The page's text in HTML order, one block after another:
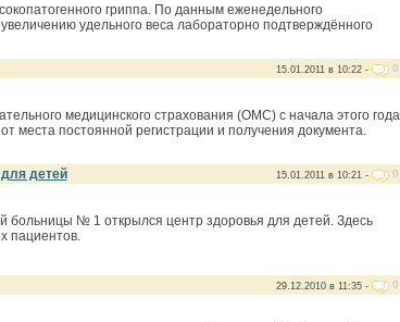
гриппа. По данным еженедельного
удельного веса лабораторно подтверждённого
15.01.2011 в 10:22 - 0
медицинского страхования (ОМС) с начала этого года
места постоянной регистрации и получения документа.
детей 15.01.2011 в 10:21 - 0
больницы № 1 открылся центр здоровья для детей. Здесь
пациентов.
29.12.2010 в 11:35 - 0